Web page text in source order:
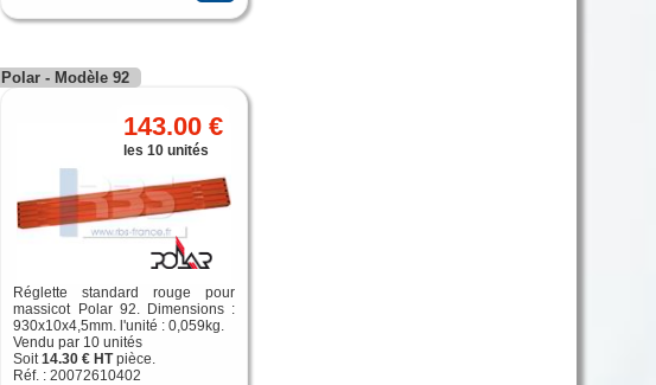
Polar - Modèle 92
Réglette standard rouge pour
massicot Polar 92. Dimensions :
930x10x4,5mm. l'unité : 0,059kg.
Vendu par 10 unités
Soit14.30 € HTpièce.
Réf. : 20072610402
143.00 €
les 10 unités